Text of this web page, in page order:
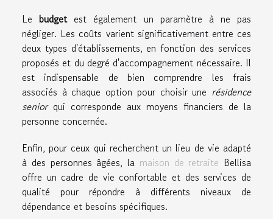
Le budgetest également un paramètre à ne pas
négliger. Les coûts varient significativement entre ces
deux types d'établissements, en fonction des services
proposés et du degré d'accompagnement nécessaire. Il
est indispensable de bien comprendre les frais
associés à chaque option pour choisir une résidence
seniorqui corresponde aux moyens financiers de la
personne concernée.
Enfin, pour ceux qui recherchent un lieu de vie adapté
à des personnes âgées, la maison de retraite Bellisa
offre un cadre de vie confortable et des services de
qualité pour répondre à différents niveaux de
dépendance et besoins spécifiques.